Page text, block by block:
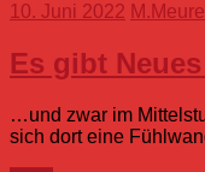
10. Juni 2022
Es gibt
…und zwar im
sich dort eine